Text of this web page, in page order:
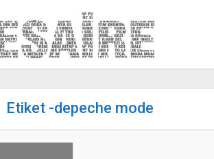
Etiket -depeche mode